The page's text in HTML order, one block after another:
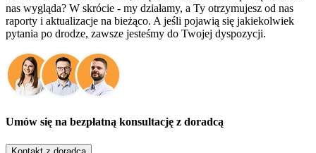
nas wygląda? W skrócie - my działamy, a Ty otrzymujesz od nas
raporty i aktualizacje na bieżąco. A jeśli pojawią się jakiekolwiek
pytania po drodze, zawsze jesteśmy do Twojej dyspozycji.
Umów się na bezpłatną konsultację z doradcą